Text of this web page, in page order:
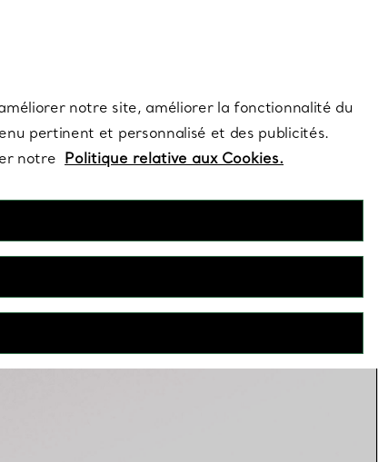
notre site, améliorer la fonctionnalité du
pertinent et personnalisé et des publicités.
notre Politique relative aux Cookies.